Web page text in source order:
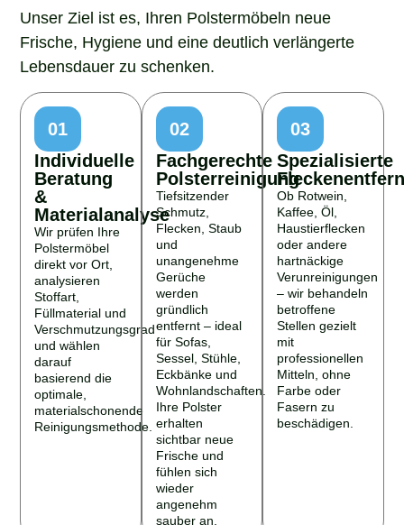
Unser Ziel ist es, Ihren Polstermöbeln neue
Frische, Hygiene und eine deutlich verlängerte
Lebensdauer zu schenken.
01
Individuelle
Beratung
&
Materialanalyse
Wir prüfen Ihre
Polstermöbel
direkt vor Ort,
analysieren
Stoffart,
Füllmaterial und
Verschmutzungsgrad
und wählen
darauf
basierend die
optimale,
materialschonende
Reinigungsmethode.
02
Fachgerechte
Polsterreinigung
Tiefsitzender
Schmutz,
Flecken, Staub
und
unangenehme
Gerüche
werden
gründlich
entfernt – ideal
für Sofas,
Sessel, Stühle,
Eckbänke und
Wohnlandschaften.
Ihre Polster
erhalten
sichtbar neue
Frische und
fühlen sich
wieder
angenehm
sauber an.
03
Spezialisierte
Ob Rotwein,
Kaffee, Öl,
Haustierflecken
oder andere
hartnäckige
Verunreinigungen
– wir behandeln
betroffene
Stellen gezielt
mit
professionellen
Mitteln, ohne
Farbe oder
Fasern zu
beschädigen.